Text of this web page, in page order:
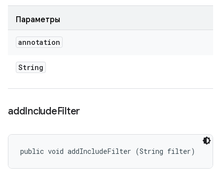
Параметры
annotation
String
addIncludeFilter
public void addIncludeFilter (String filter)